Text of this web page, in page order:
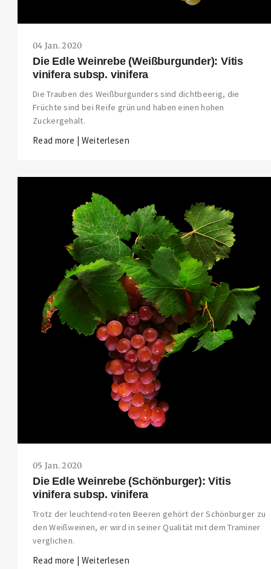
THIS SEARCH BAR ONLY WORKS IN THE GERMAN VERSION OF THE WEBSITE!
04 Jan. 2020
Die Edle Weinrebe (Weißburgunder): Vitis
vinifera subsp. vinifera
Die Trauben des Weißburgunders sind dichtbeerig, die
Früchte sind bei Reife grün und haben einen hohen
Zuckergehalt.
Read more | Weiterlesen
05 Jan. 2020
Die Edle Weinrebe (Schönburger): Vitis
vinifera subsp. vinifera
Trotz der leuchtend-roten Beeren gehört der Schönburger zu
den Weißweinen, er wird in seiner Qualität mit dem Traminer
verglichen.
Read more | Weiterlesen